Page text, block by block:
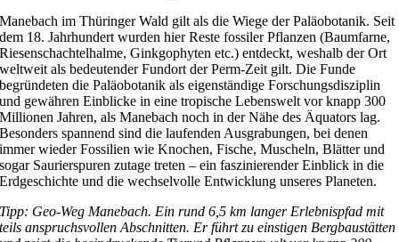
Manebach im Thüringer Wald gilt als die Wiege der Paläobotanik. Seit
dem 18. Jahrhundert wurden hier Reste fossiler Pflanzen (Baumfarne,
Riesenschachtelhalme, Ginkgophyten etc.) entdeckt, weshalb der Ort
weltweit als bedeutender Fundort der Perm-Zeit gilt. Die Funde
begründeten die Paläobotanik als eigenständige Forschungsdisziplin
und gewähren Einblicke in eine tropische Lebenswelt vor knapp 300
Millionen Jahren, als Manebach noch in der Nähe des Äquators lag.
Besonders spannend sind die laufenden Ausgrabungen, bei denen
immer wieder Fossilien wie Knochen, Fische, Muscheln, Blätter und
sogar Saurierspuren zutage treten – ein faszinierender Einblick in die
Erdgeschichte und die wechselvolle Entwicklung unseres Planeten.
Tipp: Geo-Weg Manebach. Ein rund 6,5 km langer Erlebnispfad mit
teils anspruchsvollen Abschnitten. Er führt zu einstigen Bergbaustätten